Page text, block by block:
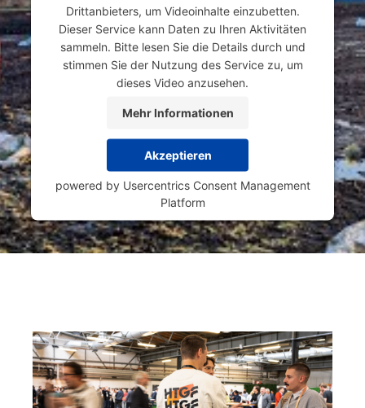
Drittanbieters, um Videoinhalte einzubetten.
Dieser Service kann Daten zu Ihren Aktivitäten
sammeln. Bitte lesen Sie die Details durch und
stimmen Sie der Nutzung des Service zu, um
dieses Video anzusehen.
Mehr Informationen
Akzeptieren
powered by Usercentrics Consent Management
Platform